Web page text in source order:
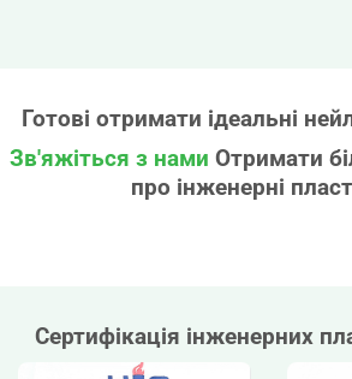
Готові отримати ідеальні
Зв'яжіться з нами Отримати
про інженерні
Сертифікація інженерних